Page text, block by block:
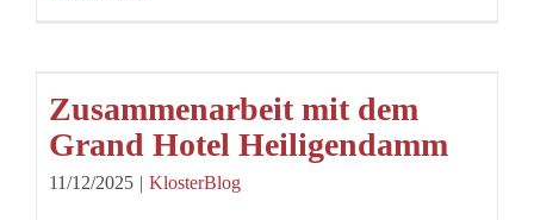
Zusammenarbeit mit dem
Grand Hotel Heiligendamm
11/12/2025 | KlosterBlog